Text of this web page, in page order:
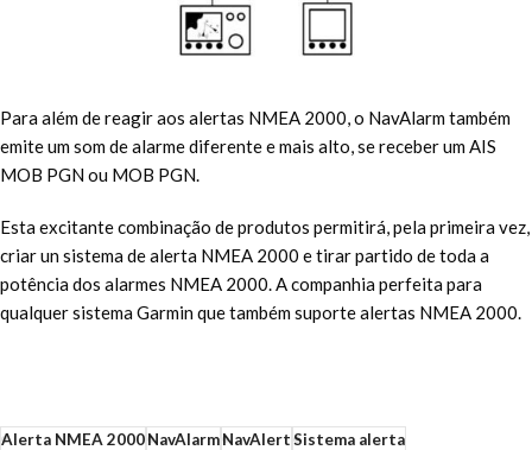
Para além de reagir aos alertas NMEA 2000, o NavAlarm também
emite um som de alarme diferente e mais alto, se receber um AIS
MOB PGN ou MOB PGN.
Esta excitante combinação de produtos permitirá, pela primeira vez,
criar un sistema de alerta NMEA 2000 e tirar partido de toda a
potência dos alarmes NMEA 2000. A companhia perfeita para
qualquer sistema Garmin que também suporte alertas NMEA 2000.
Alerta NMEA 2000NavAlarmNavAlertSistema alerta